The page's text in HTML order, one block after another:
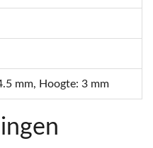
mm, Hoogte: 3 mm